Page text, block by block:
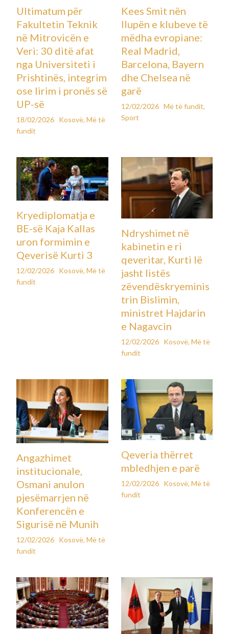
Ultimatum për
Fakultetin Teknik
në Mitrovicën e
Veri: 30 ditë afat
nga Universiteti i
Prishtinës, integrim
ose lirim i pronës së
UP-së
18/02/2026 Kosovë,Më të
fundit
Kees Smit nën
llupën e klubeve të
mëdha evropiane:
Real Madrid,
Barcelona, Bayern
dhe Chelsea në
garë
12/02/2026 Më të fundit,
Sport
Kryediplomatja e
BE-së Kaja Kallas
uron formimin e
Qeverisë Kurti 3
12/02/2026 Kosovë,Më të
fundit
Ndryshimet në
kabinetin e ri
qeveritar, Kurti lë
jasht listës
zëvendëskryeminis
trin Bislimin,
ministret Hajdarin
e Nagavcin
12/02/2026 Kosovë, Më të
fundit
Angazhimet
institucionale,
Osmani anulon
pjesëmarrjen në
Konferencën e
Sigurisë në Munih
12/02/2026 Kosovë,Më të
fundit
Qeveria thërret
mbledhjen e parë
12/02/2026 Kosovë, Më të
fundit